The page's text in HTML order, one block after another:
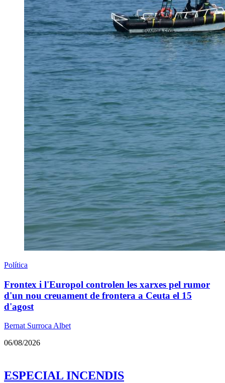
Política
Frontex i l'Europol controlen les xarxes pel rumor
d'un nou creuament de frontera a Ceuta el 15
d'agost
Bernat Surroca Albet
06/08/2026
ESPECIAL INCENDIS